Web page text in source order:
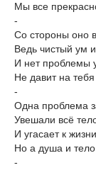
Мы все
-
Со стороны оно
Ведь чистый ум
И нет проблемы
Не давит на
-
Одна проблема
Увешали всё
И угасает к
Но а душа и тело
-